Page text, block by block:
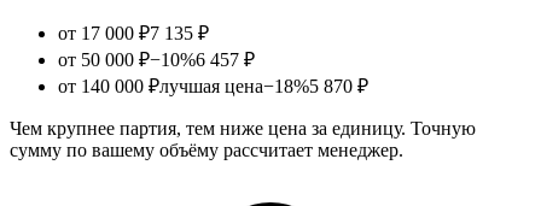
от 17 000 ₽7 135 ₽
от 50 000 ₽−10%6 457 ₽
от 140 000 ₽лучшая цена−18%5 870 ₽
Чем крупнее партия, тем ниже цена за единицу. Точную
сумму по вашему объёму рассчитает менеджер.